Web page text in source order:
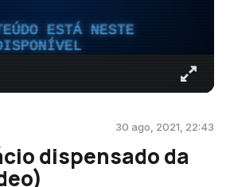
ESTÁ NESTE
30 ago, 2021, 22:43
dispensado da